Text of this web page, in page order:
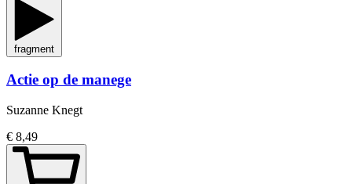
fragment
Actie op de manege
Suzanne Knegt
€ 8,49